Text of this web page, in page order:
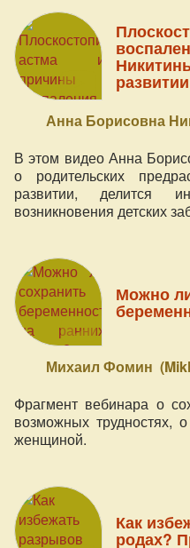
развитии
Анна Борисовна
В этом видео Анна
о родительских
развитии, делится
возникновения детских
Можно
Михаил Фомин
Фрагмент вебинара о
возможных трудностях,
женщиной.
Как
родах?